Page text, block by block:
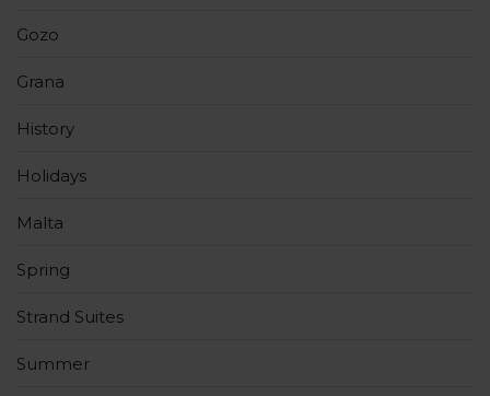
Gozo
Grana
History
Holidays
Malta
Spring
Strand Suites
Summer